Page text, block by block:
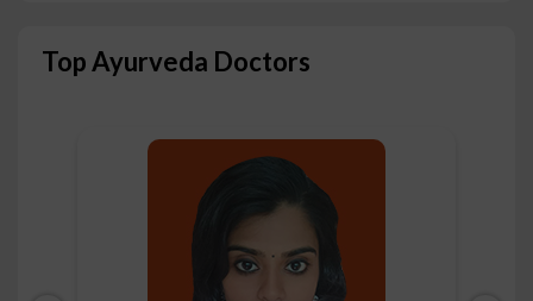
Top Ayurveda Doctors